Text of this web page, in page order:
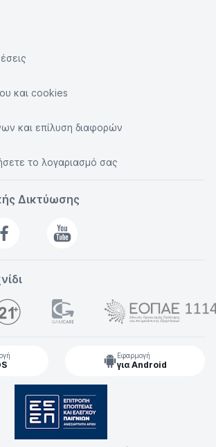
και cookies
και επίλυση διαφορών
το λογαριασμό σας
Δικτύωσης
Εφαρμογή
για Android